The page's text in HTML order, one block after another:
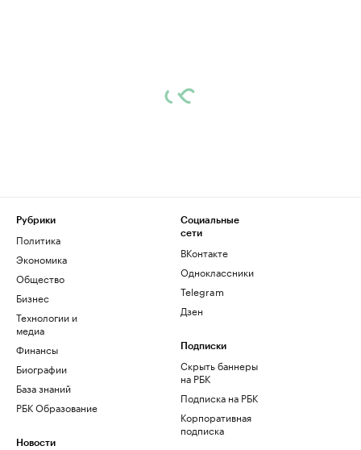
Рубрики
Политика
Экономика
Общество
Бизнес
Технологии и
медиа
Финансы
Биографии
База знаний
РБК Образование
Новости
Социальные
сети
ВКонтакте
Одноклассники
Telegram
Дзен
Подписки
Скрыть баннеры
на РБК
Подписка на РБК
Корпоративная
подписка